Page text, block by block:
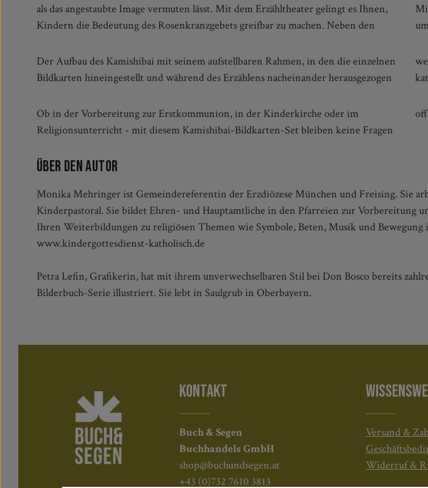
als das angestaubte Image vermuten lässt. Mit dem Erzähltheater gelingt es Ihnen,
Kindern die Bedeutung des Rosenkranzgebets greifbar zu machen. Neben den
Mitmachideen das Set. So findet sich im Begleitheft beispielsweise eine Anleitung,
Der Aufbau des Kamishibai mit seinem aufstellbaren Rahmen, in den die einzelnen
Bildkarten hineingestellt und während des Erzählens nacheinander herausgezogen
werden, eignet sich dabei perfekt für die Vorstellung dieses wichtigen Teils der
Ob in der Vorbereitung zur Erstkommunion, in der Kinderkirche oder im
Religionsunterricht - mit diesem Kamishibai-Bildkarten-Set bleiben keine Fragen
Über den Autor
Monika Mehringer ist Gemeindereferentin der Erzdiözese München und Freising. Sie
Kinderpastoral. Sie bildet Ehren- und Hauptamtliche in den Pfarreien zur Vorbereitung
Ihren Weiterbildungen zu religiösen Themen wie Symbole, Beten, Musik und
www.kindergottesdienst-katholisch.de
Petra Lefin, Grafikerin, hat mit ihrem unverwechselbaren Stil bei Don Bosco bereits
Bilderbuch-Serie illustriert. Sie lebt in Saulgrub in Oberbayern.
KONTAKT
Buch & Segen
Buchhandels GmbH
shop@buchundsegen.at
+43 (0)732 7610 3813
Versand &
Widerruf &